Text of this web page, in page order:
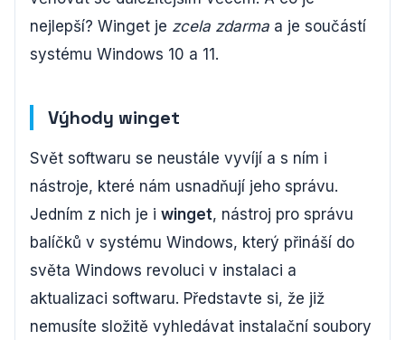
nejlepší? Winget je zcela zdarma a je součástí
systému Windows 10 a 11.
Výhody winget
Svět softwaru se neustále vyvíjí a s ním i
nástroje, které nám usnadňují jeho správu.
Jedním z nich je i winget, nástroj pro správu
balíčků v systému Windows, který přináší do
světa Windows revoluci v instalaci a
aktualizaci softwaru. Představte si, že již
nemusíte složitě vyhledávat instalační soubory